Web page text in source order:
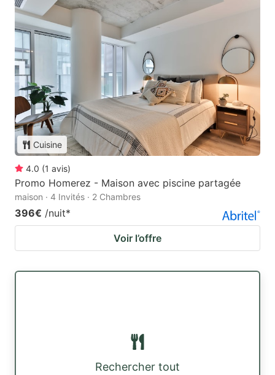
Cuisine
4.0 (1 avis)
Promo Homerez - Maison avec piscine partagée
maison · 4 Invités · 2 Chambres
396€ /nuit*
Voir l’offre
Rechercher tout